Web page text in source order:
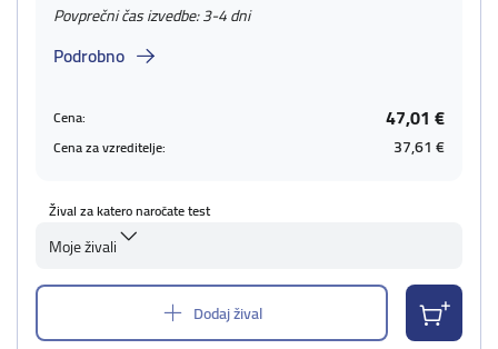
Povprečni čas izvedbe: 3-4 dni
Podrobno
Cena: 47,01 €
Cena za vzreditelje: 37,61 €
Žival za katero naročate test
Moje živali
Dodaj žival